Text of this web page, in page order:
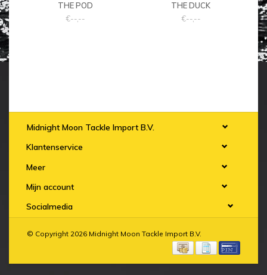
THE POD
€--,--
THE DUCK
€--,--
Midnight Moon Tackle Import B.V.
Klantenservice
Meer
Mijn account
Socialmedia
© Copyright 2026 Midnight Moon Tackle Import B.V.